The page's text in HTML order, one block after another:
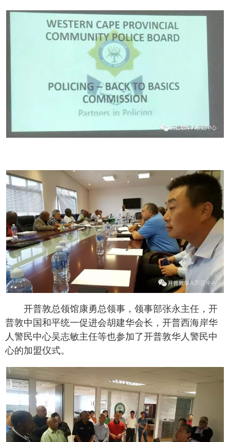
开普敦总领馆康勇总领事，领事部张永主任，开
普敦中国和平统一促进会胡建华会长，开普西海岸华
人警民中心吴志敏主任等也参加了开普敦华人警民中
心的加盟仪式。